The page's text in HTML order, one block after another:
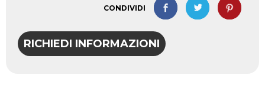
CONDIVIDI
RICHIEDI INFORMAZIONI